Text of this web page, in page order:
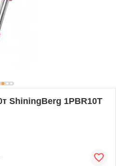
ShiningBerg 1PBR10T